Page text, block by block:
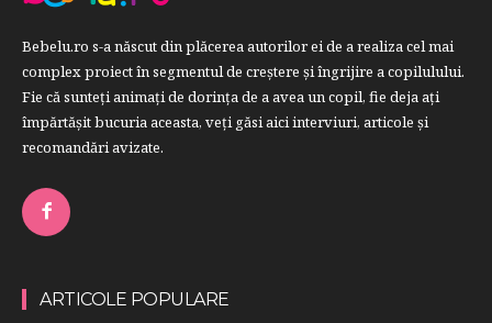
Bebelu.ro s-a născut din plăcerea autorilor ei de a realiza cel mai
complex proiect în segmentul de creştere şi îngrijire a copilulului.
Fie că sunteţi animaţi de dorinţa de a avea un copil, fie deja aţi
împărtăşit bucuria aceasta, veți găsi aici interviuri, articole şi
recomandări avizate.
ARTICOLE POPULARE